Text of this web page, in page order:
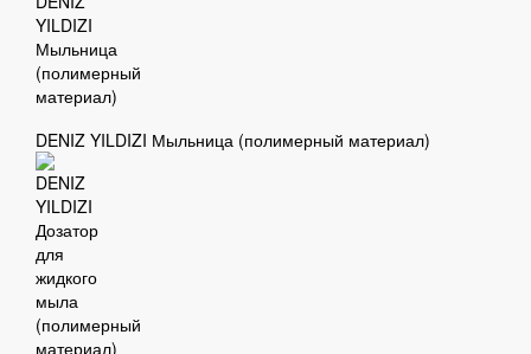
DENIZ YILDIZI Мыльница (полимерный материал)